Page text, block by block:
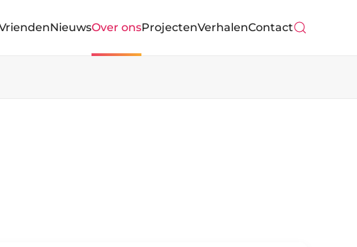
NieuwsOver onsProjectenVerhalenContact